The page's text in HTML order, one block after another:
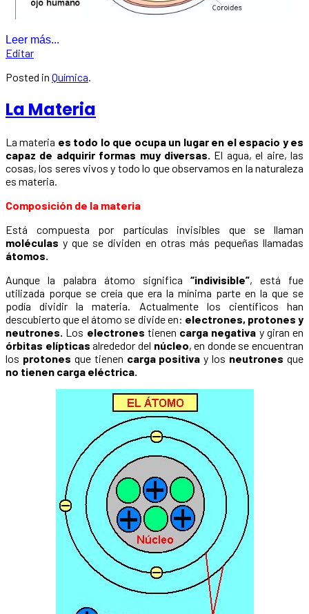
Leer más...
Editar
Posted in Química
La Materia
La materia es todo lo que ocupa un lugar en el espacio y es
capaz de adquirir formas muy diversas. El agua, el aire, las
cosas, los seres vivos y todo lo que observamos en la naturaleza
es materia.
Composición de la materia
Está compuesta por partículas invisibles que se llaman
moléculas y que se dividen en otras más pequeñas llamadas
átomos.
Aunque la palabra átomo significa “indivisible”, está fue
utilizada porque se creía que era la mínima parte en la que se
podía dividir la materia. Actualmente los científicos han
descubierto que el átomo se divide en: electrones, protones y
neutrones. Los electrones tienen carga negativa y giran en
órbitas elípticas alrededor del núcleo, en donde se encuentran
los protones que tienen carga positiva y los neutrones que
no tienen carga eléctrica.